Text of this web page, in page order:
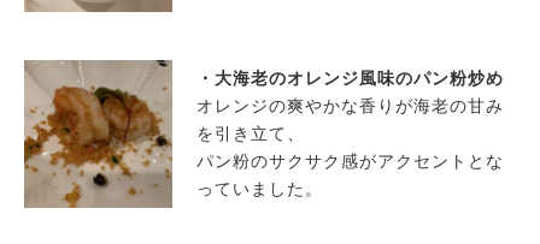
・大海老のオレンジ風味のパン粉炒め
オレンジの爽やかな香りが海老の甘み
を引き立て、
パン粉のサクサク感がアクセントとな
っていました。